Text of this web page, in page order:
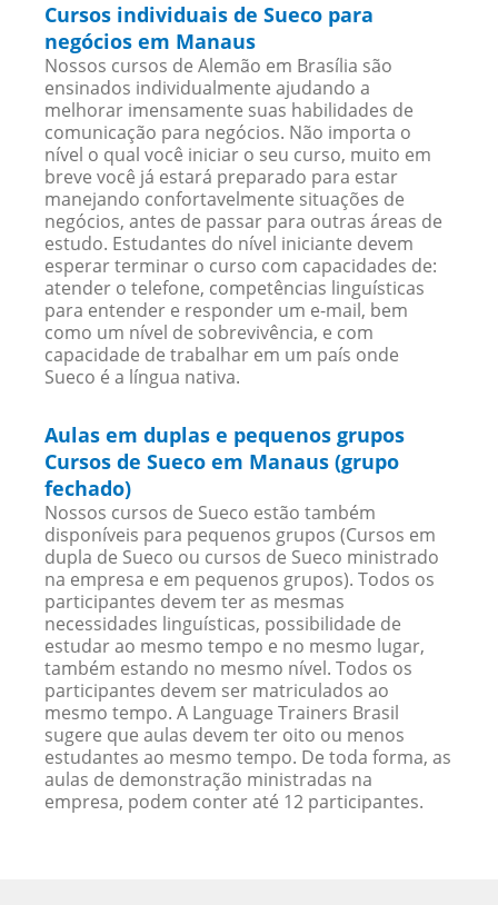
Cursos individuais de Sueco para
negócios em Manaus
Nossos cursos de Alemão em Brasília são
ensinados individualmente ajudando a
melhorar imensamente suas habilidades de
comunicação para negócios. Não importa o
nível o qual você iniciar o seu curso, muito em
breve você já estará preparado para estar
manejando confortavelmente situações de
negócios, antes de passar para outras áreas de
estudo. Estudantes do nível iniciante devem
esperar terminar o curso com capacidades de:
atender o telefone, competências linguísticas
para entender e responder um e-mail, bem
como um nível de sobrevivência, e com
capacidade de trabalhar em um país onde
Sueco é a língua nativa.
Aulas em duplas e pequenos grupos
Cursos de Sueco em Manaus (grupo
fechado)
Nossos cursos de Sueco estão também
disponíveis para pequenos grupos (Cursos em
dupla de Sueco ou cursos de Sueco ministrado
na empresa e em pequenos grupos). Todos os
participantes devem ter as mesmas
necessidades linguísticas, possibilidade de
estudar ao mesmo tempo e no mesmo lugar,
também estando no mesmo nível. Todos os
participantes devem ser matriculados ao
mesmo tempo. A Language Trainers Brasil
sugere que aulas devem ter oito ou menos
estudantes ao mesmo tempo. De toda forma, as
aulas de demonstração ministradas na
empresa, podem conter até 12 participantes.